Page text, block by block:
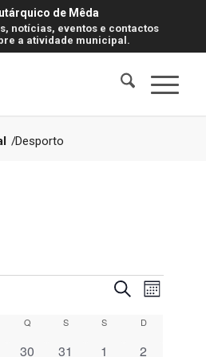
de Mêda
notícias, eventos e contactos
a atividade municipal.
/Desporto
Pesquisar
de
Mês
feira
Q Quinta-feira
SSexta-feira
S D
0
30
0
31
0
1
0
2